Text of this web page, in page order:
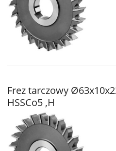
Frez tarczowy
HSSCo5 ,H